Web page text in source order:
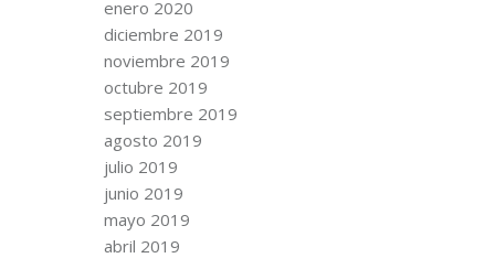
enero 2020
diciembre 2019
noviembre 2019
octubre 2019
septiembre 2019
agosto 2019
julio 2019
junio 2019
mayo 2019
abril 2019